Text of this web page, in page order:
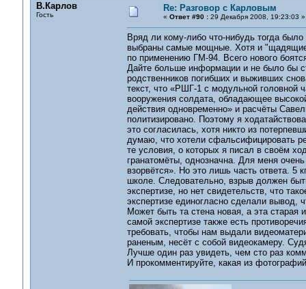
В.Карлов
Гость
Re: Разговор с Карловым
« Ответ #90 :29 Декабря 2008, 19:23:03 »
Вряд ли кому-либо что-нибудь тогда
выбраны самые мощные. Хотя и
по применению ГМ-94. Всего нового
Дайте больше информации и не было бы
родственников погибших и выживших
текст, что «РШГ-1 с модульной головной
вооружения солдата, обладающее
действия одновременно» и расчёты
политизировано. Поэтому я
это согласилась, хотя никто из
думаю, что хотели сфальсифицировать
те условия, о которых я писал в своём
гранатомёты, однозначна. Для меня
взорвётся». Но это лишь часть ответа.
школе. Следовательно, взрыв должен
экспертизе, но нет свидетельств, что
экспертизе единогласно сделали
Может быть та стена новая, а эта старая
самой экспертизе также есть
требовать, чтобы нам выдали
раненым, несёт с собой видеокамеру.
Лучше один раз увидеть, чем сто раз
И прокомментируйте, какая из